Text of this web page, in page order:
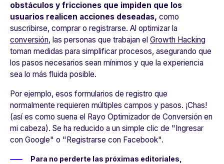
obstáculos y fricciones que impiden que los
usuarios realicen acciones deseadas, como
suscribirse, comprar o registrarse. Al optimizar la
conversión, las personas que trabajan el Growth Hacking
toman medidas para simplificar procesos, asegurando que
los pasos necesarios sean mínimos y que la experiencia
sea lo más fluida posible.
Por ejemplo, esos formularios de registro que
normalmente requieren múltiples campos y pasos. ¡Chas!
(así es como suena el Rayo Optimizador de Conversión en
mi cabeza). Se ha reducido a un simple clic de "Ingresar
con Google" o "Registrarse con Facebook".
Para no perderte las próximas editoriales,